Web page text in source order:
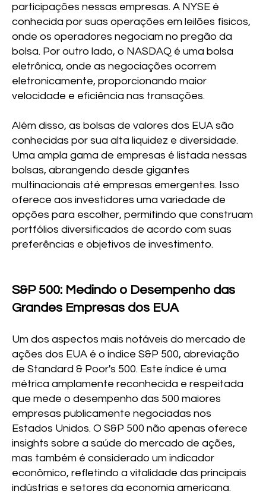
participações nessas empresas. A NYSE é
conhecida por suas operações em leilões físicos,
onde os operadores negociam no pregão da
bolsa. Por outro lado, o NASDAQ é uma bolsa
eletrônica, onde as negociações ocorrem
eletronicamente, proporcionando maior
velocidade e eficiência nas transações.
Além disso, as bolsas de valores dos EUA são
conhecidas por sua alta liquidez e diversidade.
Uma ampla gama de empresas é listada nessas
bolsas, abrangendo desde gigantes
multinacionais até empresas emergentes. Isso
oferece aos investidores uma variedade de
opções para escolher, permitindo que construam
portfólios diversificados de acordo com suas
preferências e objetivos de investimento.
S&P 500: Medindo o Desempenho das
Grandes Empresas dos EUA
Um dos aspectos mais notáveis do mercado de
ações dos EUA é o índice S&P 500, abreviação
de Standard & Poor's 500. Este índice é uma
métrica amplamente reconhecida e respeitada
que mede o desempenho das 500 maiores
empresas publicamente negociadas nos
Estados Unidos. O S&P 500 não apenas oferece
insights sobre a saúde do mercado de ações,
mas também é considerado um indicador
econômico, refletindo a vitalidade das principais
indústrias e setores da economia americana.